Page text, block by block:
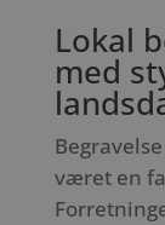
Lokal
med
været en